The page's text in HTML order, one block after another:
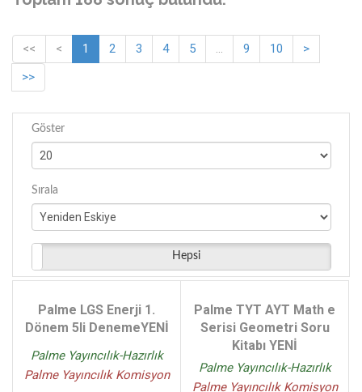
Emine İzmirli Serdar İzmirli - (3)
Halil Özsu - (3)
Palme Yayınları Komisyon - (2)
Sibel Vural - (2)
Özgür Güvercin - (2)
Hakan Söylemez Yaşar Bayramlı - (2)
Alper Eliri - (2)
Cemil Ayan Kezban Şahin Emre Gündem - (1)
<< < 1 2 3 4 5 ... 9 10
>
>>
Göster
Sırala
Hepsi
Palme LGS Enerji 1.
Dönem 5li DenemeYENİ
Palme Yayıncılık-Hazırlık
Palme Yayıncılık Komisyon
Palme TYT AYT Math e
Serisi Geometri Soru
Kitabı YENİ
Palme Yayıncılık-Hazırlık
Palme Yayıncılık Komisyon